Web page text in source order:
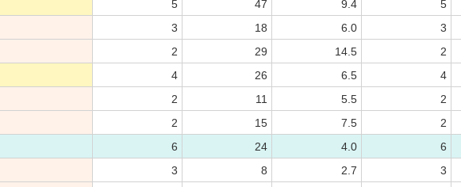
5 47 9.4 5
3 18 6.0 3
2 29 14.5 2
4 26 6.5 4
2 11 5.5 2
2 15 7.5 2
6 24 4.0 6
3 8 2.7 3